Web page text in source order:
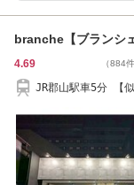
branche【ブランシェ
4.69 （884件
JR郡山駅車5分 【